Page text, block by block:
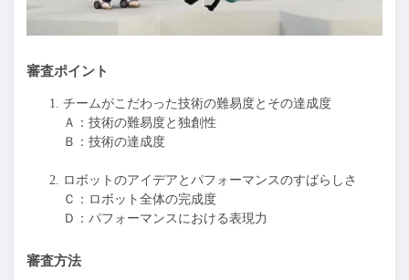
審査ポイント
チームがこだわった技術の難易度とその達成度
Ａ：技術の難易度と独創性
Ｂ：技術の達成度
ロボットのアイデアとパフォーマンスのすばらしさ
Ｃ：ロボット全体の完成度
Ｄ：パフォーマンスにおける表現力
審査方法